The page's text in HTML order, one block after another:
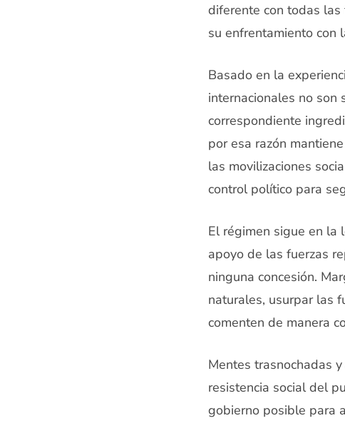
diferente con todas
su enfrentamiento con
Basado en la
internacionales no son
correspondiente
por esa razón
las movilizaciones
control político para
El régimen sigue en la
apoyo de las fuerzas
ninguna concesión.
naturales, usurpar las
comenten de manera
Mentes trasnochadas
resistencia social del
gobierno posible para